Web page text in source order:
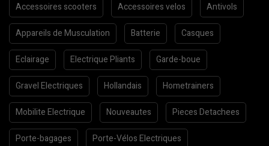
Accessoires scooters Accessoires velos Antivols
Appareils de Musculation Batterie Casques
Eclairage Electrique Pliants Garde-boue
Gravel Electriques Hollandais Hometrainers
Mobilite Electrique Nouveautes Pieces Detachees
Porte-bagages Porte-Vélos Electriques